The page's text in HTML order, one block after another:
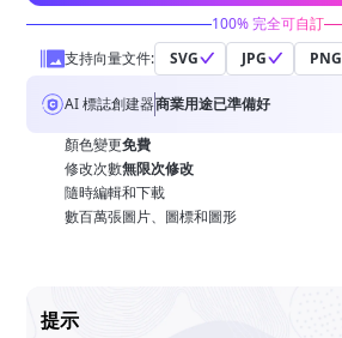
100% 完全可自訂
支持向量文件:
SVG JPG PNG
AI 標誌創建器商業用途已準備好
顏色變更免費
修改次數無限次修改
隨時編輯和下載
數百萬張圖片、圖標和圖形
提示